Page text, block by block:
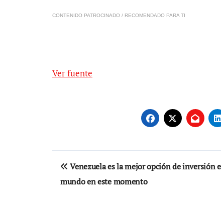
CONTENIDO PATROCINADO / RECOMENDADO PARA TI
Ver fuente
Navegación
de
Venezuela es la mejor opción de inversión
mundo en este momento